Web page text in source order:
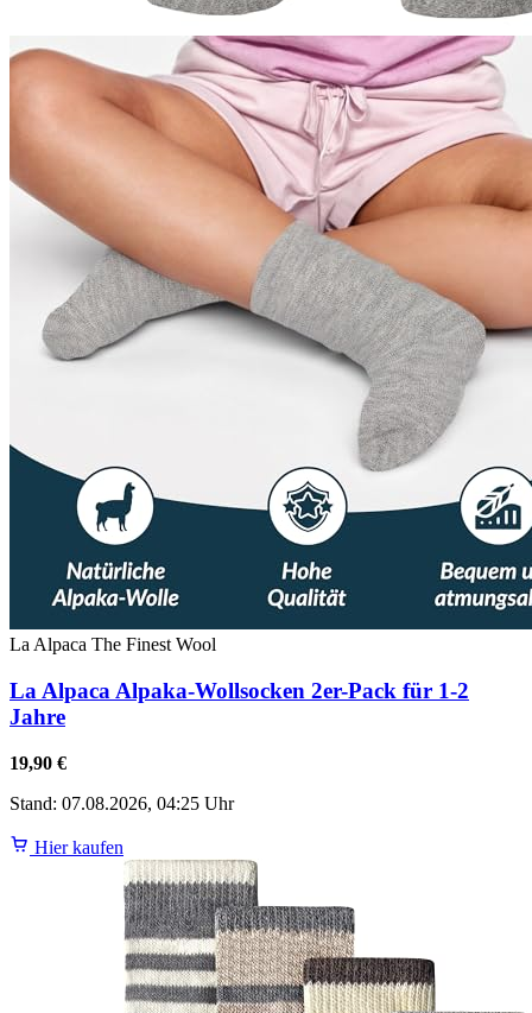
La Alpaca The Finest Wool
La Alpaca Alpaka-Wollsocken 2er-Pack für 1-2
Jahre
19,90 €
Stand: 07.08.2026, 04:25 Uhr
Hier kaufen